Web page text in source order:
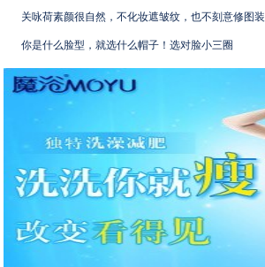
关咏荷素颜很自然，不化妆遮皱纹，也不刻意修图装
你是什么脸型，就选什么帽子！选对脸小三圈